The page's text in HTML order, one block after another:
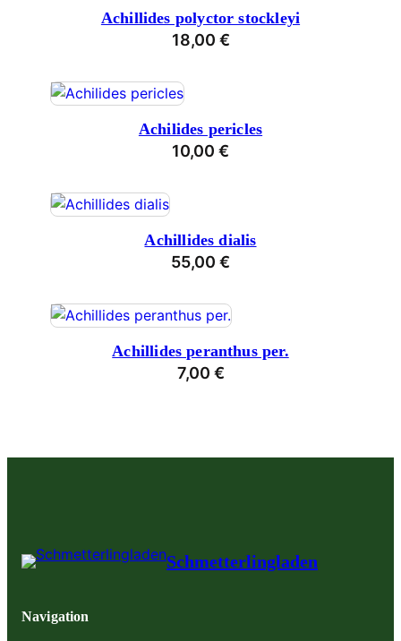
Achillides polyctor stockleyi
18,00 €
Achilides pericles
10,00 €
Achillides dialis
55,00 €
Achillides peranthus per.
7,00 €
Schmetterlingladen
Navigation